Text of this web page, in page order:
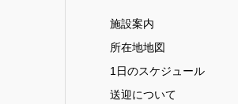
施設案内
所在地地図
1日のスケジュール
送迎について